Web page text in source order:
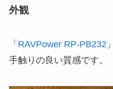
外観
「 RAVPower RP-PB232
手触りの良い質感です。